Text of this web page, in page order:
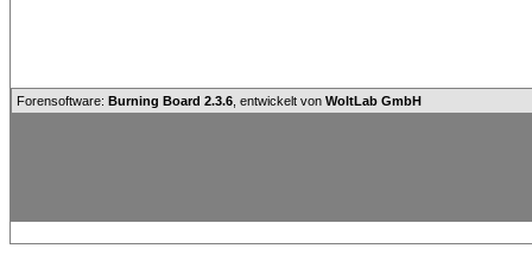
Forensoftware: Burning Board 2.3.6 , entwickelt von WoltLab GmbH